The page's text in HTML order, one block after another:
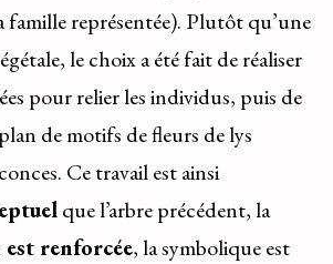
famille représentée). Plutôt qu’une
le choix a été fait de réaliser
pour relier les individus, puis de
de motifs de fleurs de lys
Ce travail est ainsi
que l’arbre précédent, la
est renforcée, la symbolique est